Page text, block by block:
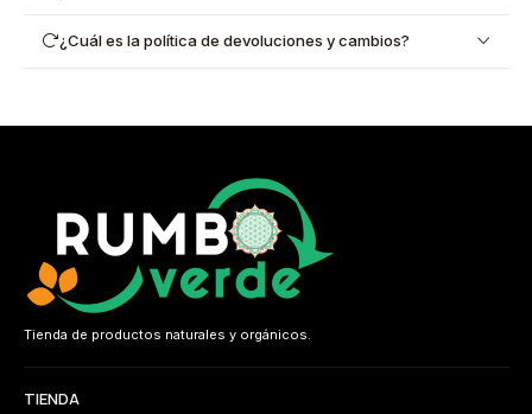
¿Cuál es la política de devoluciones y cambios?
Tienda de productos naturales y orgánicos.
TIENDA